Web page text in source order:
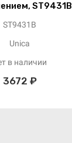
ST9431B
ST9431B
Unica
в наличии
3672 ₽